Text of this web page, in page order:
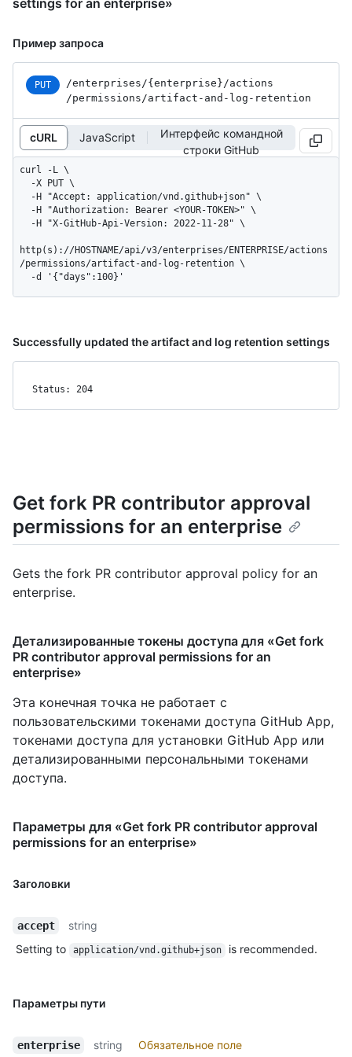
Пример запроса
PUT /enterprises /{enterprise} /actions
/permissions /artifact-and-log-retention
cURL JavaScript
Интерфейс командной
строки GitHub
curl -L \
http(s)://HOSTNAME/api/v3/enterprises/ENTERPRISE/actions
/permissions/artifact-and-log-retention \
  -d '{"days":100}'
Successfully updated the artifact and log retention settings
Status: 204
Get fork PR contributor approval
permissions for an enterprise
Gets the fork PR contributor approval policy for an
enterprise.
Детализированные токены доступа для «Get fork
PR contributor approval permissions for an
enterprise»
Эта конечная точка не работает с
пользовательскими токенами доступа GitHub App,
токенами доступа для установки GitHub App или
детализированными персональными токенами
доступа.
Параметры для «Get fork PR contributor approval
permissions for an enterprise»
Заголовки
accept
string
Setting to
application/vnd.github+json is recommended.
Параметры пути
enterprise string Обязательное поле